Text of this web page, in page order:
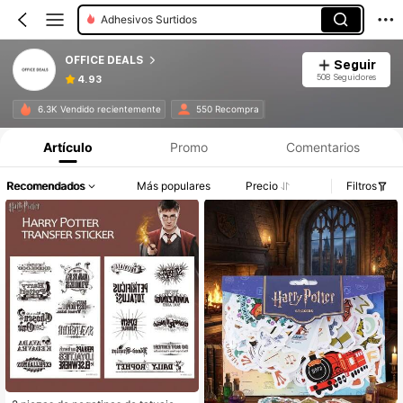
Adhesivos Surtidos
OFFICE DEALS
4.93
Seguir
508 Seguidores
6.3K Vendido recientemente 550 Recompra
Artículo Promo Comentarios
Recomendados Más populares Precio Filtros